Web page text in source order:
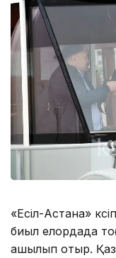
«Есіл-Астана»
биыл елордада
ашылып отыр.